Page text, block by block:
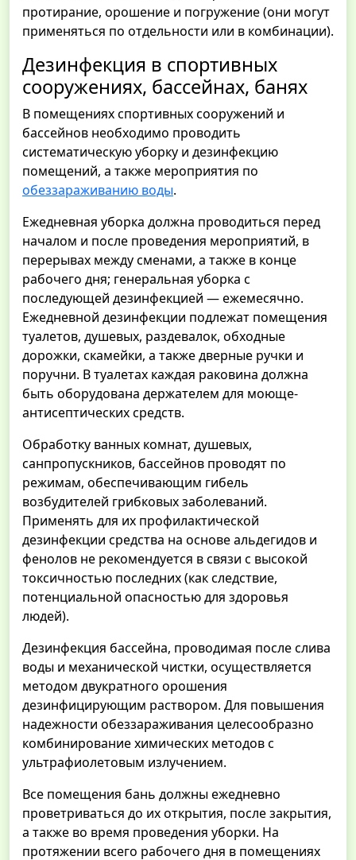
протирание, орошение и погружение (они могут
применяться по отдельности или в комбинации).
Дезинфекция в спортивных
сооружениях, бассейнах, банях
В помещениях спортивных сооружений и
бассейнов необходимо проводить
систематическую уборку и дезинфекцию
помещений, а также мероприятия по
обеззараживанию воды.
Ежедневная уборка должна проводиться перед
началом и после проведения мероприятий, в
перерывах между сменами, а также в конце
рабочего дня; генеральная уборка с
последующей дезинфекцией — ежемесячно.
Ежедневной дезинфекции подлежат помещения
туалетов, душевых, раздевалок, обходные
дорожки, скамейки, а также дверные ручки и
поручни. В туалетах каждая раковина должна
быть оборудована держателем для моюще-
антисептических средств.
Обработку ванных комнат, душевых,
санпропускников, бассейнов проводят по
режимам, обеспечивающим гибель
возбудителей грибковых заболеваний.
Применять для их профилактической
дезинфекции средства на основе альдегидов и
фенолов не рекомендуется в связи с высокой
токсичностью последних (как следствие,
потенциальной опасностью для здоровья
людей).
Дезинфекция бассейна, проводимая после слива
воды и механической чистки, осуществляется
методом двукратного орошения
дезинфицирующим раствором. Для повышения
надежности обеззараживания целесообразно
комбинирование химических методов с
ультрафиолетовым излучением.
Все помещения бань должны ежедневно
проветриваться до их открытия, после закрытия,
а также во время проведения уборки. На
протяжении всего рабочего дня в помещениях